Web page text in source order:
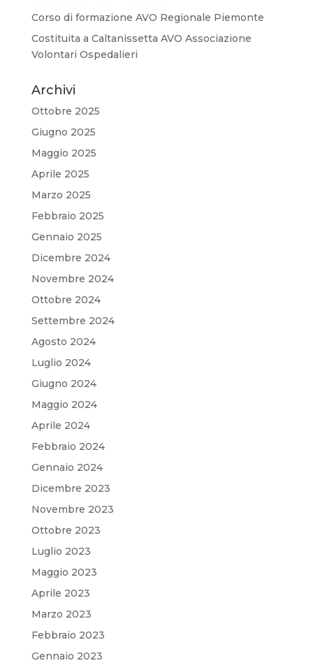
Corso di formazione AVO Regionale Piemonte
Costituita a Caltanissetta AVO Associazione
Volontari Ospedalieri
Archivi
Ottobre 2025
Giugno 2025
Maggio 2025
Aprile 2025
Marzo 2025
Febbraio 2025
Gennaio 2025
Dicembre 2024
Novembre 2024
Ottobre 2024
Settembre 2024
Agosto 2024
Luglio 2024
Giugno 2024
Maggio 2024
Aprile 2024
Febbraio 2024
Gennaio 2024
Dicembre 2023
Novembre 2023
Ottobre 2023
Luglio 2023
Maggio 2023
Aprile 2023
Marzo 2023
Febbraio 2023
Gennaio 2023